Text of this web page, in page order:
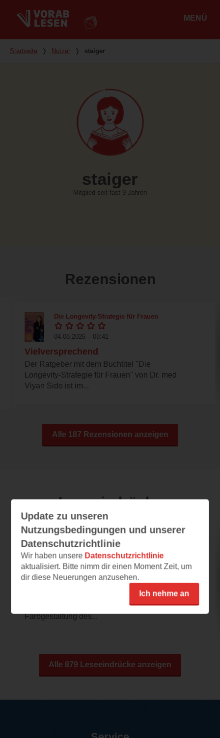
MENÜ
Du bist hier
Startseite ❭ Nutzer ❭ staiger
staiger
Mitglied seit fast 9 Jahren
Rezensionen
Die Longevity-Strategie für Frauen
04.08.2026 – 08:41
Vielversprechend
Der Ratgeber mit dem Buchtitel "Die
Longevity-Strategie für Frauen" von Dr. med
Viyan Sido ist im...
Alle 187 Rezensionen anzeigen
Leseeindrücke
DAISY – Und all deine Geheimnisse
werden mir gehören
02.08.2026 – 22:02
Vielversprechend
Das Buchcover und auch der Buchtitel
passen perfekt zu diesem Thriller. Die
Farbgestaltung des...
Alle 879 Leseeindrücke anzeigen
Update zu unseren
Nutzungsbedingungen und unserer
Datenschutzrichtlinie
Wir haben unsere Datenschutzrichtlinie
aktualisiert. Bitte nimm dir einen Moment Zeit, um
dir diese Neuerungen anzusehen.
Ich nehme an